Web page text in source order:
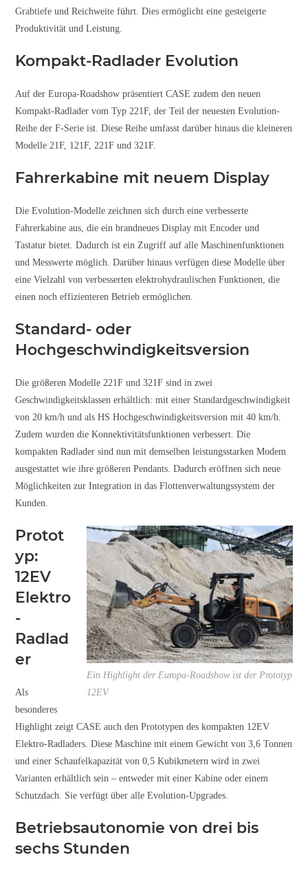
Grabtiefe und Reichweite führt. Dies ermöglicht eine gesteigerte
Produktivität und Leistung.
Kompakt-Radlader Evolution
Auf der Europa-Roadshow präsentiert CASE zudem den neuen
Kompakt-Radlader vom Typ 221F, der Teil der neuesten Evolution-
Reihe der F-Serie ist. Diese Reihe umfasst darüber hinaus die kleineren
Modelle 21F, 121F, 221F und 321F.
Fahrerkabine mit neuem Display
Die Evolution-Modelle zeichnen sich durch eine verbesserte
Fahrerkabine aus, die ein brandneues Display mit Encoder und
Tastatur bietet. Dadurch ist ein Zugriff auf alle Maschinenfunktionen
und Messwerte möglich. Darüber hinaus verfügen diese Modelle über
eine Vielzahl von verbesserten elektrohydraulischen Funktionen, die
einen noch effizienteren Betrieb ermöglichen.
Standard- oder
Hochgeschwindigkeitsversion
Die größeren Modelle 221F und 321F sind in zwei
Geschwindigkeitsklassen erhältlich: mit einer Standardgeschwindigkeit
von 20 km/h und als HS Hochgeschwindigkeitsversion mit 40 km/h.
Zudem wurden die Konnektivitätsfunktionen verbessert. Die
kompakten Radlader sind nun mit demselben leistungsstarken Modem
ausgestattet wie ihre größeren Pendants. Dadurch eröffnen sich neue
Möglichkeiten zur Integration in das Flottenverwaltungssystem der
Kunden.
Ein Highlight der Europa-Roadshow ist der Prototyp
12EV
Protot
yp:
12EV
Elektro
-
Radlad
er
Als
besonderes
Highlight zeigt CASE auch den Prototypen des kompakten 12EV
Elektro-Radladers. Diese Maschine mit einem Gewicht von 3,6 Tonnen
und einer Schaufelkapazität von 0,5 Kubikmetern wird in zwei
Varianten erhältlich sein – entweder mit einer Kabine oder einem
Schutzdach. Sie verfügt über alle Evolution-Upgrades.
Betriebsautonomie von drei bis
sechs Stunden